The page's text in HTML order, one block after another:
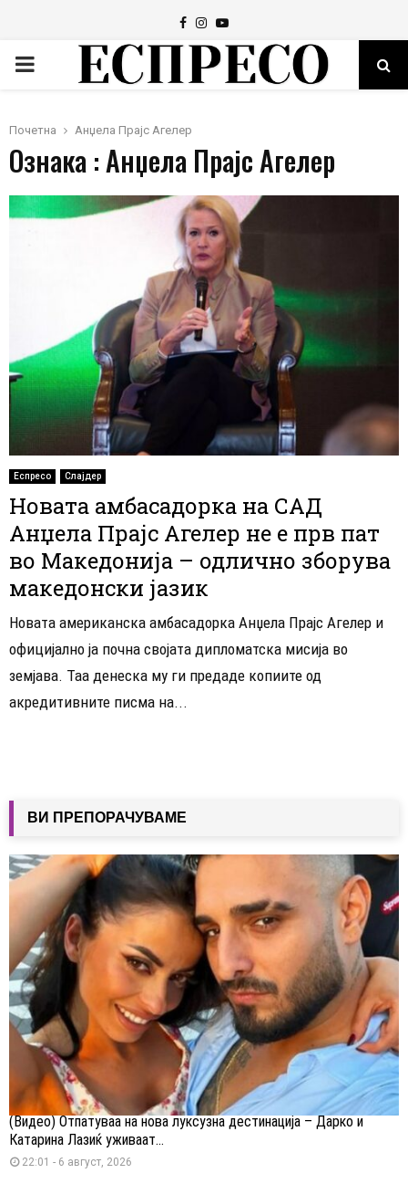
Facebook
Instagram
Youtube
PRIMARY
Почетна Анџела Прајс Агелер
Ознака : Анџела Прајс Агелер
Еспресо Слајдер
Новата амбасадорка на САД
Анџела Прајс Агелер не е прв пат
во Македонија – одлично зборува
македонски јазик
Новата американска амбасадорка Анџела Прајс Агелер и
официјално ја почна својата дипломатска мисија во
земјава. Таа денеска му ги предаде копиите од
акредитивните писма на...
ВИ ПРЕПОРАЧУВАМЕ
(Видео) Отпатуваа на нова луксузна дестинација – Дарко и
Катарина Лазиќ уживаат...
22:01 - 6 август, 2026